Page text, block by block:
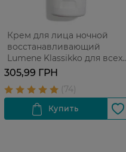
Крем для лица ночной
восстанавливающий
Lumene Klassikko для всех
типов кожи 50 мл
305,99 ГРН